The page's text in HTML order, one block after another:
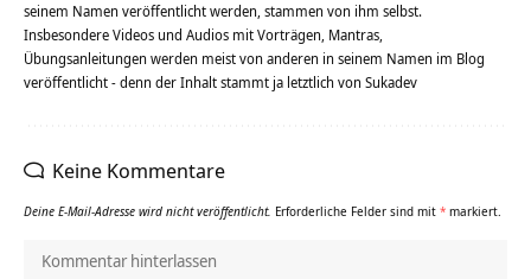
seinem Namen veröffentlicht werden, stammen von ihm selbst.
Insbesondere Videos und Audios mit Vorträgen, Mantras,
Übungsanleitungen werden meist von anderen in seinem Namen im Blog
veröffentlicht - denn der Inhalt stammt ja letztlich von Sukadev
Keine Kommentare
Deine E-Mail-Adresse wird nicht veröffentlicht. Erforderliche Felder sind mit * markiert.